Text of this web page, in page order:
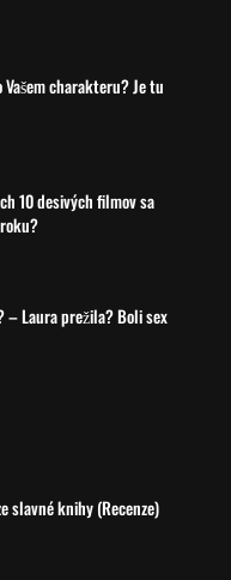
charakteru? Je tu
10 desivých filmov sa
– Laura prežila? Boli sex
slavné knihy (Recenze)